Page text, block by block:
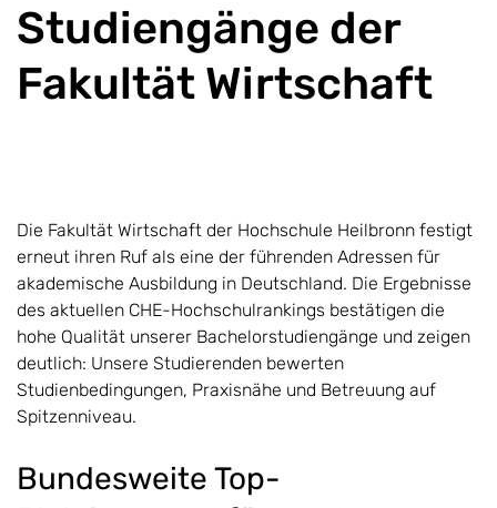
Studiengänge der
Fakultät Wirtschaft
Die Fakultät Wirtschaft der Hochschule Heilbronn festigt
erneut ihren Ruf als eine der führenden Adressen für
akademische Ausbildung in Deutschland. Die Ergebnisse
des aktuellen CHE-Hochschulrankings bestätigen die
hohe Qualität unserer Bachelorstudiengänge und zeigen
deutlich: Unsere Studierenden bewerten
Studienbedingungen, Praxisnähe und Betreuung auf
Spitzenniveau.
Bundesweite Top-